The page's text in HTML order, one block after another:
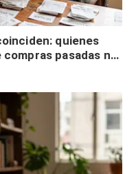
quienes
pasadas no
necesidad de